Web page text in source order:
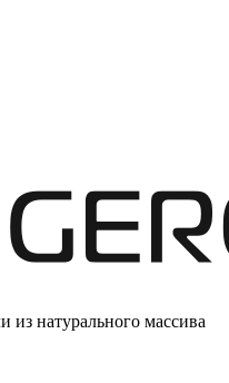
из натурального массива